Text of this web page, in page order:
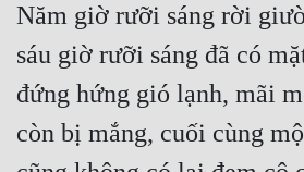
Năm giờ rưỡi sáng rời
sáu giờ rưỡi sáng đã có
đứng hứng gió lạnh, mãi
còn bị mắng, cuối cùng